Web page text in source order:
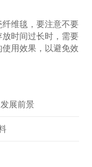
维毯，要注意不要
时间过长时，需要
用效果，以避免效
展前景